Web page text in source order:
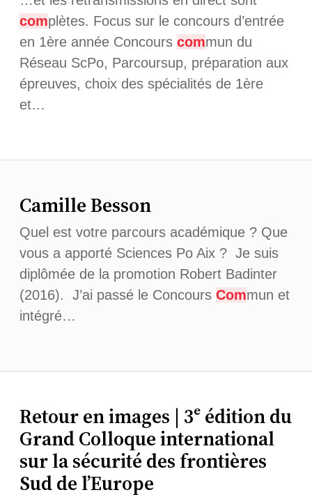
complètes. Focus sur le concours d’entrée
en 1ère année Concours commun du
Réseau ScPo, Parcoursup, préparation aux
épreuves, choix des spécialités de 1ère
et…
Camille Besson
Quel est votre parcours académique ? Que
vous a apporté Sciences Po Aix ? Je suis
diplômée de la promotion Robert Badinter
(2016). J’ai passé le Concours Commun et
intégré…
Retour en images | 3ᵉ édition du
Grand Colloque international
sur la sécurité des frontières
Sud de l’Europe